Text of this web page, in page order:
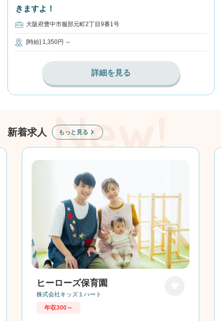
きますよ！
大阪府豊中市服部元町2丁目9番1号
[時給] 1,350円 ～
詳細を見る
新着求人 もっと見る
ヒーローズ保育園
株式会社キッズ１ハート
年収300～